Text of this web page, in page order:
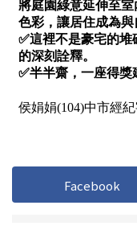
格局
不拘
2房
Facebook